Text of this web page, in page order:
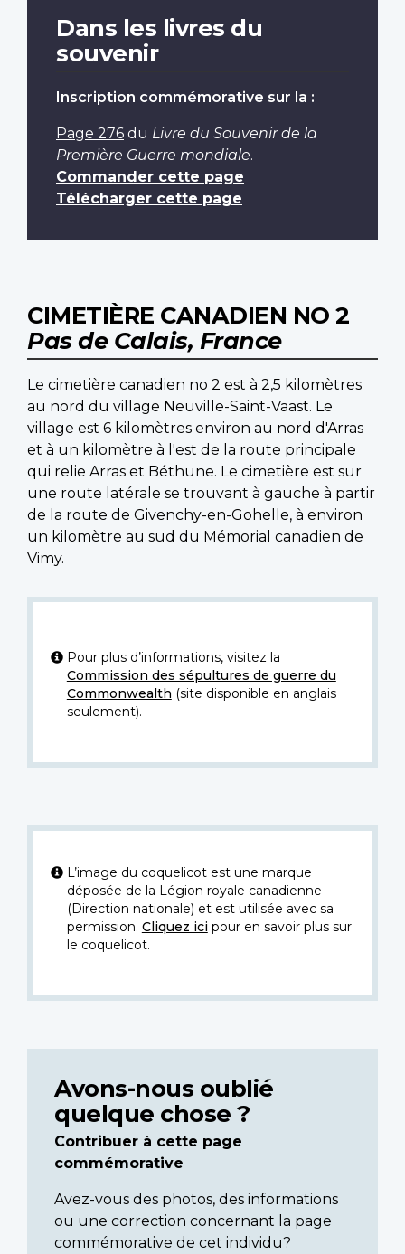
Dans les livres du
souvenir
Inscription commémorative sur la :
Page 276 du Livre du Souvenir de la
Première Guerre mondiale.
Commander cette page
Télécharger cette page
CIMETIÈRE CANADIEN NO 2
Pas de Calais, France
Le cimetière canadien no 2 est à 2,5 kilomètres
au nord du village Neuville-Saint-Vaast. Le
village est 6 kilomètres environ au nord d'Arras
et à un kilomètre à l'est de la route principale
qui relie Arras et Béthune. Le cimetière est sur
une route latérale se trouvant à gauche à partir
de la route de Givenchy-en-Gohelle, à environ
un kilomètre au sud du Mémorial canadien de
Vimy.
Pour plus d’informations, visitez la
Commission des sépultures de guerre du
Commonwealth (site disponible en anglais
seulement).
L’image du coquelicot est une marque
déposée de la Légion royale canadienne
(Direction nationale) et est utilisée avec sa
permission. Cliquez icipour en savoir plus sur
le coquelicot.
Avons-nous oublié
quelque chose ?
Contribuer à cette page
commémorative
Avez-vous des photos, des informations
ou une correction concernant la page
commémorative de cet individu?